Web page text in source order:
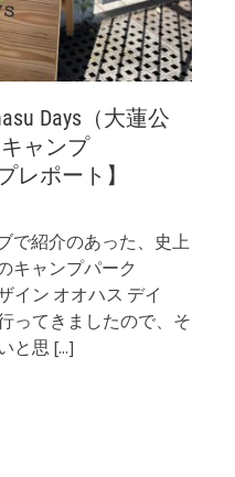
Days（大蓮公
ャンプ
レポート】
で紹介のあった、史上
キャンプパーク
イン オオハス デイ
ってきましたので、そ
と思 [...]